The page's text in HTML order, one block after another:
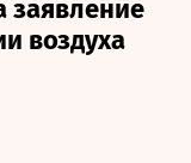
заявление
воздуха